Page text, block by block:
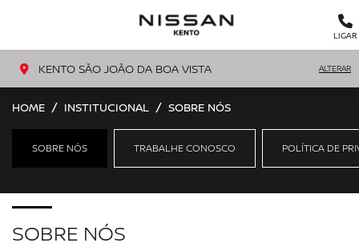
LIGAR
KENTO SÃO JOÃO DA BOA VISTA ALTERAR
HOME INSTITUCIONAL SOBRE NÓS
SOBRE NÓS TRABALHE CONOSCO POLÍTICA DE
SOBRE NÓS